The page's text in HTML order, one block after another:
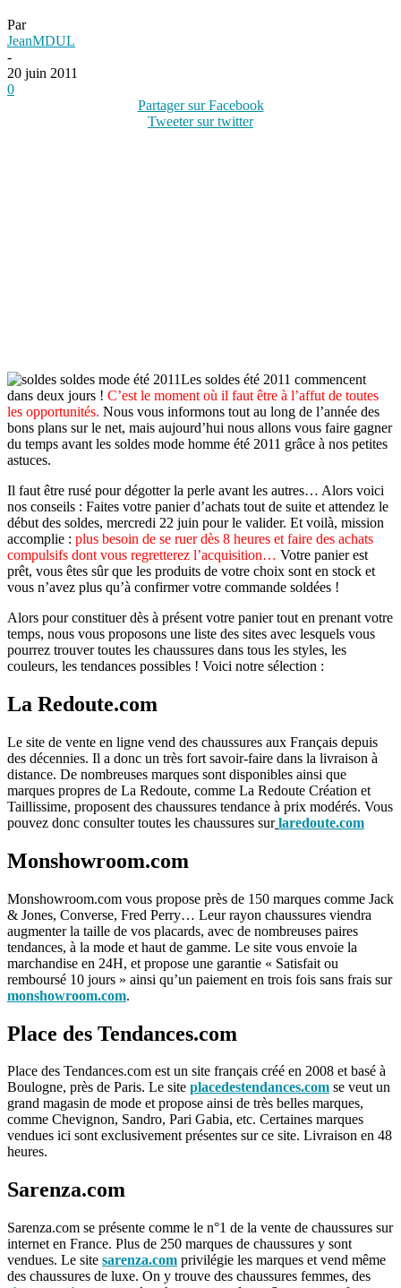
Par
JeanMDUL
-
20 juin 2011
0
Partager sur Facebook
Tweeter sur twitter
Les soldes été 2011 commencent
dans deux jours ! C’est le moment où il faut être à l’affut de toutes
les opportunités. Nous vous informons tout au long de l’année des
bons plans sur le net, mais aujourd’hui nous allons vous faire gagner
du temps avant les soldes mode homme été 2011 grâce à nos petites
astuces.
Il faut être rusé pour dégotter la perle avant les autres… Alors voici
nos conseils : Faites votre panier d’achats tout de suite et attendez le
début des soldes, mercredi 22 juin pour le valider. Et voilà, mission
accomplie : plus besoin de se ruer dès 8 heures et faire des achats
compulsifs dont vous regretterez l’acquisition… Votre panier est
prêt, vous êtes sûr que les produits de votre choix sont en stock et
vous n’avez plus qu’à confirmer votre commande soldées !
Alors pour constituer dès à présent votre panier tout en prenant votre
temps, nous vous proposons une liste des sites avec lesquels vous
pourrez trouver toutes les chaussures dans tous les styles, les
couleurs, les tendances possibles ! Voici notre sélection :
La Redoute.com
Le site de vente en ligne vend des chaussures aux Français depuis
des décennies. Il a donc un très fort savoir-faire dans la livraison à
distance. De nombreuses marques sont disponibles ainsi que
marques propres de La Redoute, comme La Redoute Création et
Taillissime, proposent des chaussures tendance à prix modérés. Vous
pouvez donc consulter toutes les chaussures sur laredoute.com
Monshowroom.com
Monshowroom.com vous propose près de 150 marques comme Jack
& Jones, Converse, Fred Perry… Leur rayon chaussures viendra
augmenter la taille de vos placards, avec de nombreuses paires
tendances, à la mode et haut de gamme. Le site vous envoie la
marchandise en 24H, et propose une garantie « Satisfait ou
remboursé 10 jours » ainsi qu’un paiement en trois fois sans frais sur
monshowroom.com.
Place des Tendances.com
Place des Tendances.com est un site français créé en 2008 et basé à
Boulogne, près de Paris. Le site placedestendances.com se veut un
grand magasin de mode et propose ainsi de très belles marques,
comme Chevignon, Sandro, Pari Gabia, etc. Certaines marques
vendues ici sont exclusivement présentes sur ce site. Livraison en 48
heures.
Sarenza.com
Sarenza.com se présente comme le n°1 de la vente de chaussures sur
internet en France. Plus de 250 marques de chaussures y sont
vendues. Le site sarenza.com privilégie les marques et vend même
des chaussures de luxe. On y trouve des chaussures femmes, des